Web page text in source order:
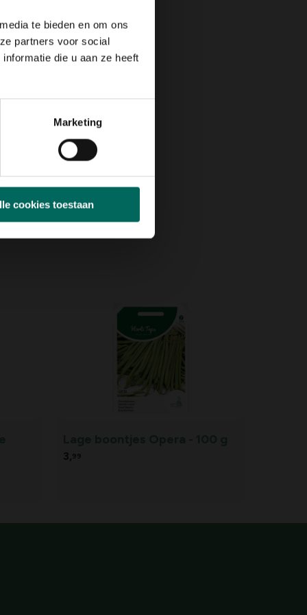
te bieden en om ons
partners voor social
die u aan ze heeft
Marketing
cookies toestaan
3,99